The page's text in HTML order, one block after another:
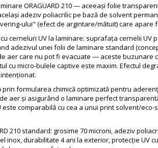
ORAGUARD 210 — aceeași folie
adeziv poliacrilic pe bază de solvent
ului" (efect de argintare/mătuit) care
cerneluri UV la laminare: suprafața cernelii
adezivul unei folii de laminare standard
aer care nu pot fi evacuate — aceste
cu micro-bulele captive este maxim. Efectul
prin formularea chimică optimizată pentru
aer și asigurând o laminare perfect
este comparabilă cu cea a unui print solvent/
210 standard: grosime 70 microni, adeziv
inox, durabilitate 4 ani la exterior, protecție